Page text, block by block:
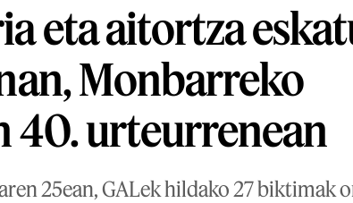
eta aitortza
Monbarreko
40. urteurrenean
25ean, GALek hildako 27 biktimak